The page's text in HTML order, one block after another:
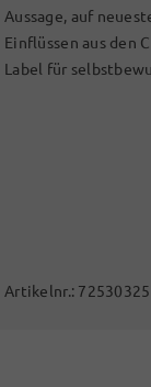
Aussage, auf
Einflüssen aus den
Label für
Artikelnr.: 72530325